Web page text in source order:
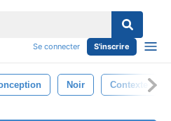
Se connecter S'inscrire
Noir Contexte